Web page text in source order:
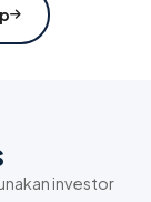
investor